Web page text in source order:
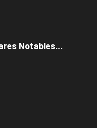
Notables...